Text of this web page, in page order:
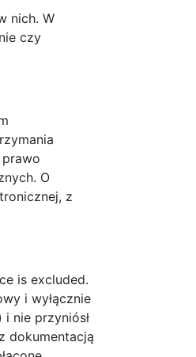
nich. W
czy
O
z
is excluded.
i wyłącznie
nie przyniósł
dokumentacją